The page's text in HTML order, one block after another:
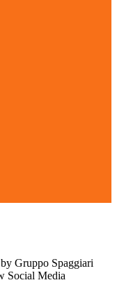
Gruppo Spaggiari
Social Media